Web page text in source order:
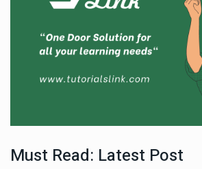
Must Read: Latest Post